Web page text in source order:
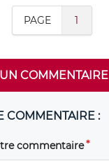
PAGE 1
COMMENTAIRE
COMMENTAIRE :
commentaire